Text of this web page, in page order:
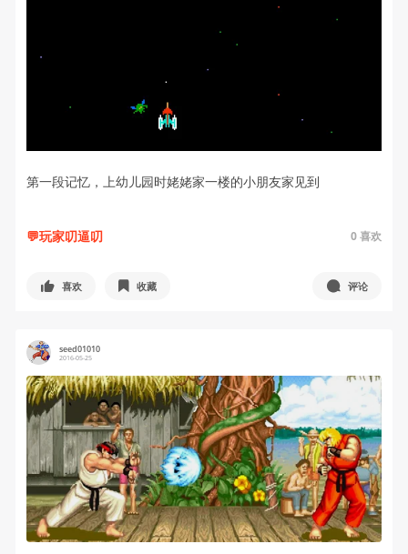
第一段记忆，上幼儿园时姥姥家一楼的小朋友家见到
💬玩家叨逼叨 0喜欢
喜欢 收藏 评论
seed01010
2016-05-25